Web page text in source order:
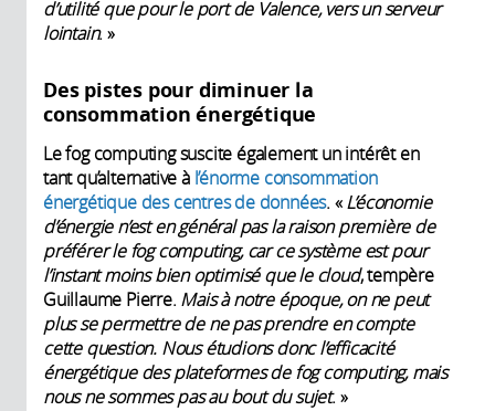
d’utilité que pour le port de Valence, vers un serveur
lointain. »
Des pistes pour diminuer la
consommation énergétique
Le fog computing suscite également un intérêt en
tant qu’alternative à l’énorme consommation
énergétique des centres de données. «L’économie
d’énergie n’est en général pas la raison première de
préférer le fog computing, car ce système est pour
l’instant moins bien optimisé que le cloud, tempère
Guillaume Pierre. Mais à notre époque, on ne peut
plus se permettre de ne pas prendre en compte
cette question. Nous étudions donc l’efficacité
énergétique des plateformes de fog computing, mais
nous ne sommes pas au bout du sujet. »